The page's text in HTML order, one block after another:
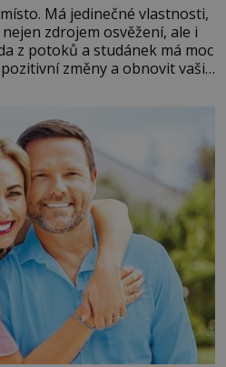
Má jedinečné vlastnosti,
zdrojem osvěžení, ale i
z potoků a studánek má moc
změny a obnovit vaši
a přinést do svého života